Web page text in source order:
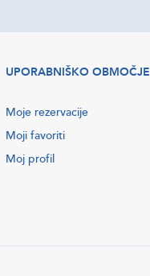
UPORABNIŠKO OBMOČJE
Moje rezervacije
Moji favoriti
Moj profil